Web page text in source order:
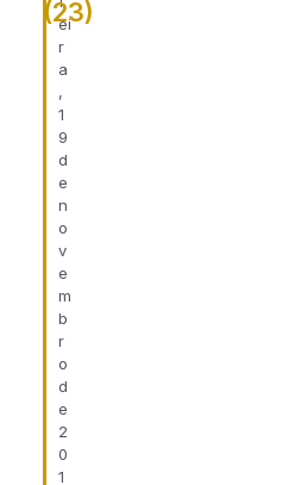
ei
r
a
,
1
9
d
e
n
o
v
e
m
b
r
o
d
e
2
0
1
(23)